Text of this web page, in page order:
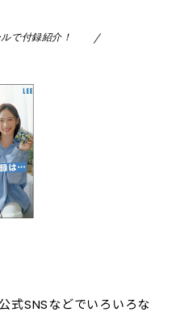
で付録紹介！
式SNSなどでいろいろな